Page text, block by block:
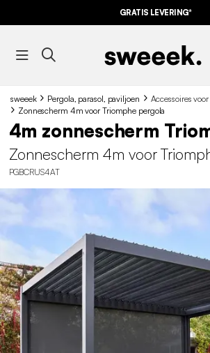
GRATIS LEVERING*
sweeek Pergola, parasol, paviljoen
Accessoires
Zonnescherm 4m voor Triomphe pergola
4m zonnescherm
Zonnescherm 4m voor
PGBCRUS4AT